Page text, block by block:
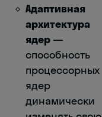
Адаптивная
архитектура
ядер—
способность
процессорных
ядер
динамически